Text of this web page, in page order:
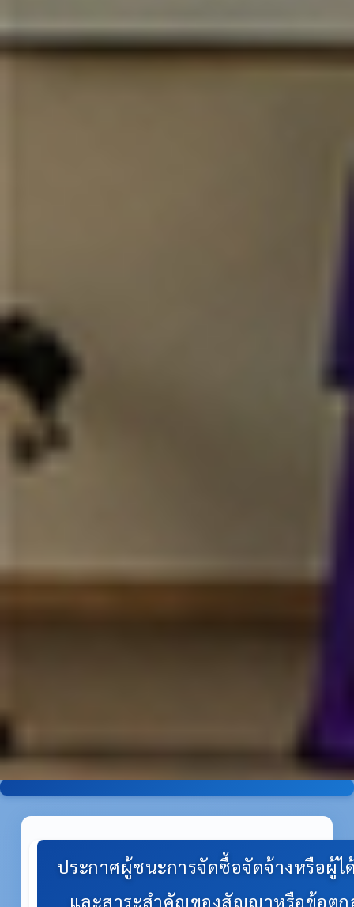
ประกาศผู้ชนะการจัดซื้อจัดจ้างหรือผู้ไ
และสาระสำคัญของสัญญาหรือข้อต